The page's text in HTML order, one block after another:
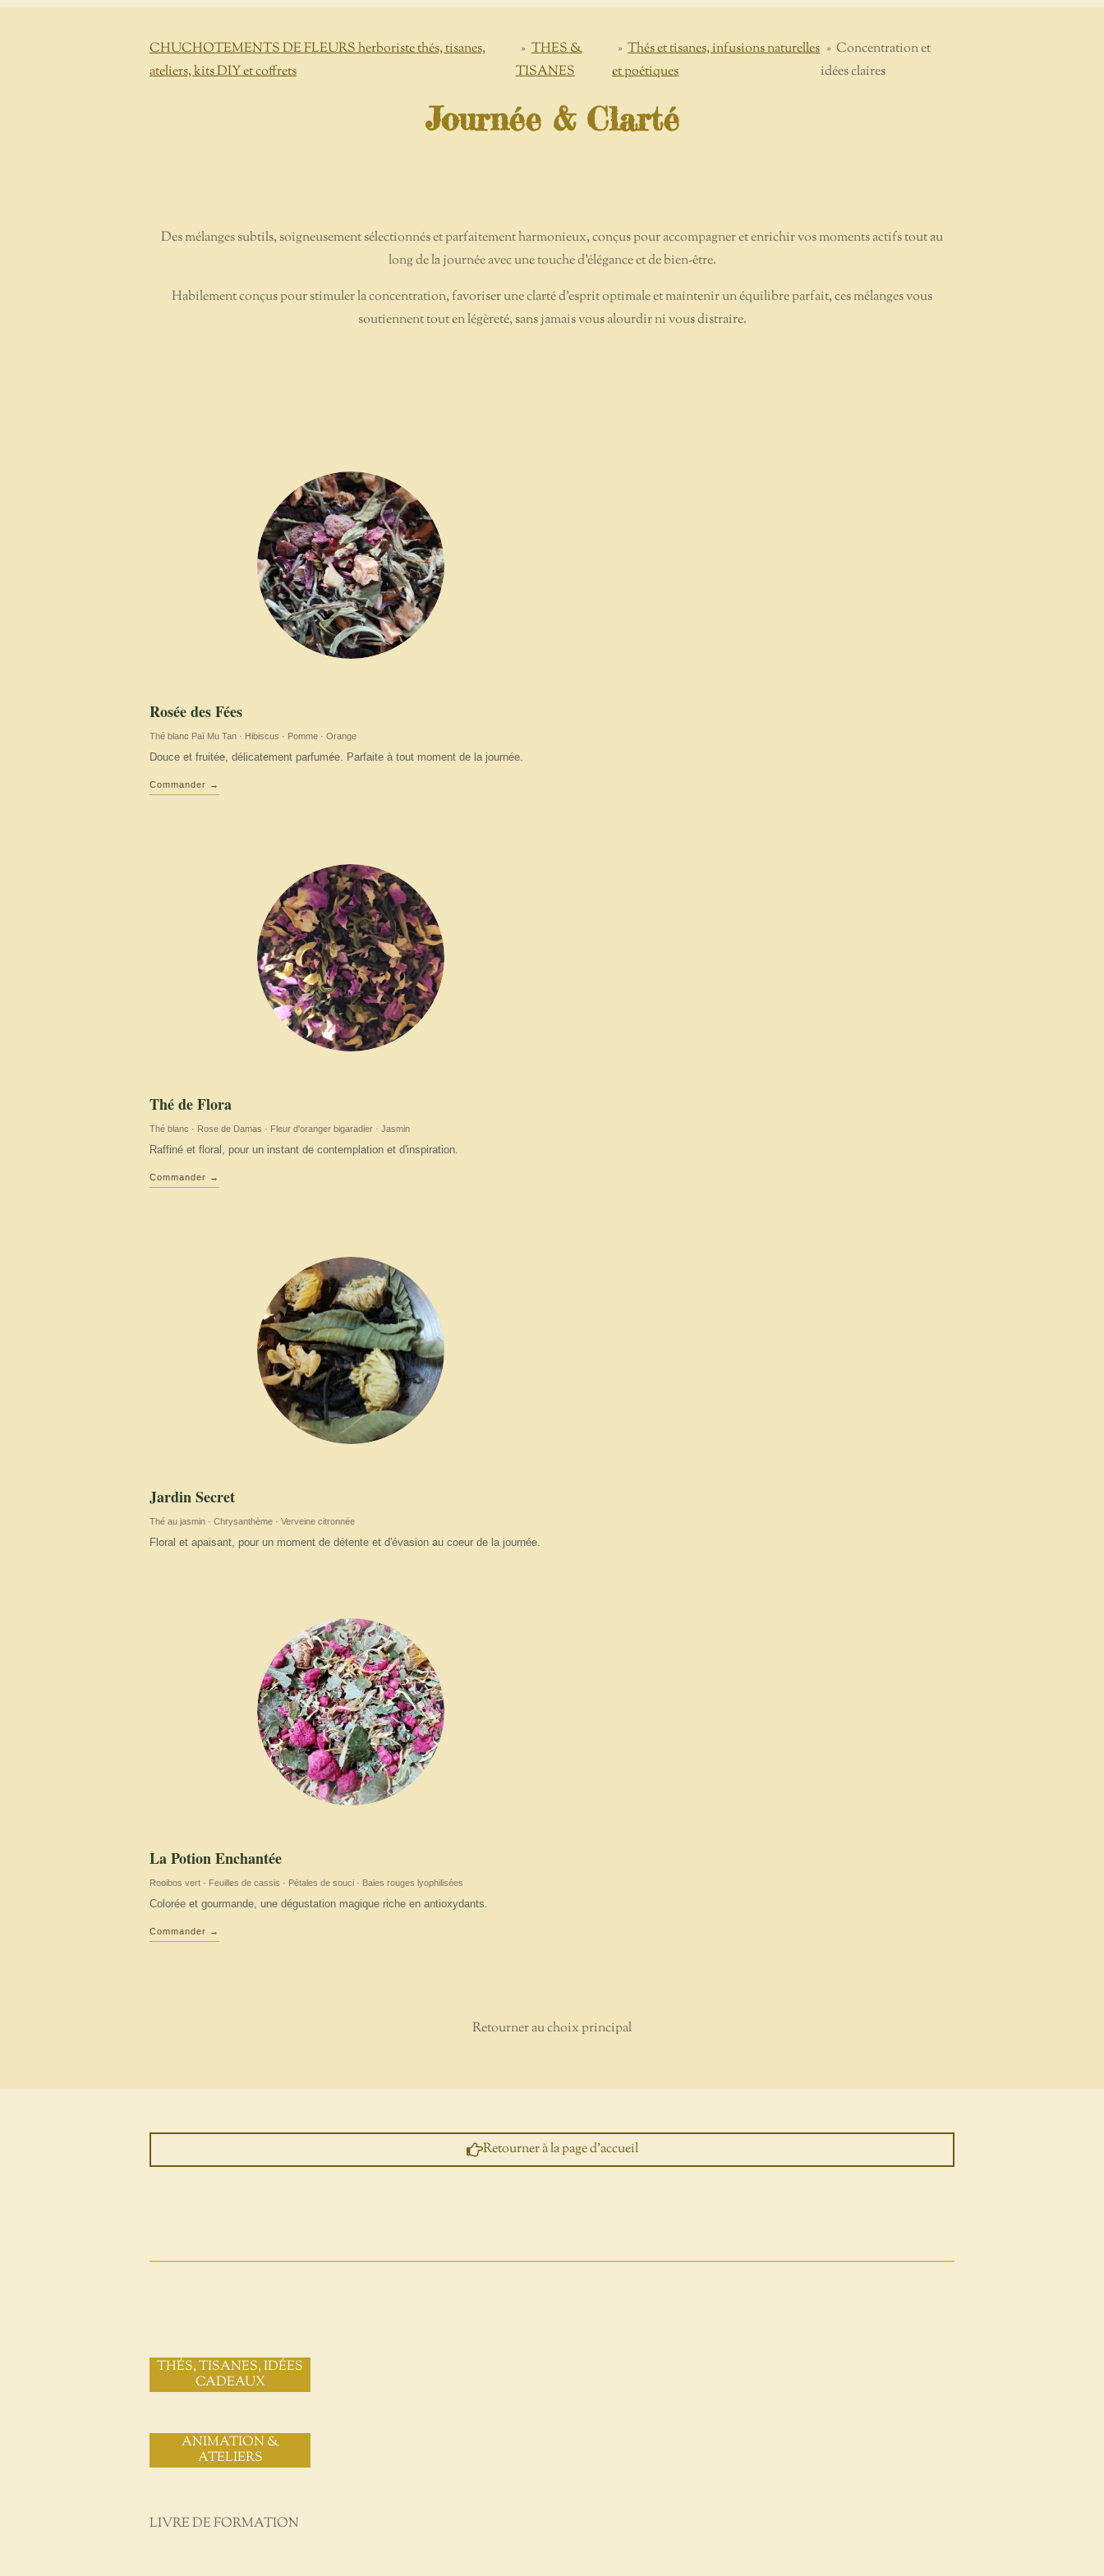
CHUCHOTEMENTS DE FLEURS herboriste thés, tisanes,
ateliers, kits DIY et coffrets
» THES &
TISANES
» Thés et tisanes, infusions naturelles
et poétiques
» Concentration et
idées claires
Journée & Clarté
Des mélanges subtils, soigneusement sélectionnés et parfaitement harmonieux, conçus pour accompagner et enrichir vos moments actifs tout au
long de la journée avec une touche d'élégance et de bien-être.
Habilement conçus pour stimuler la concentration, favoriser une clarté d'esprit optimale et maintenir un équilibre parfait, ces mélanges vous
soutiennent tout en légèreté, sans jamais vous alourdir ni vous distraire.
Rosée des Fées
Thé blanc Paï Mu Tan · Hibiscus · Pomme · Orange
Douce et fruitée, délicatement parfumée. Parfaite à tout moment de la journée.
Commander →
Thé de Flora
Thé blanc · Rose de Damas · Fleur d'oranger bigaradier · Jasmin
Raffiné et floral, pour un instant de contemplation et d'inspiration.
Commander →
Jardin Secret
Thé au jasmin · Chrysanthème · Verveine citronnée
Floral et apaisant, pour un moment de détente et d'évasion au coeur de la journée.
La Potion Enchantée
Rooibos vert · Feuilles de cassis · Pétales de souci · Baies rouges lyophilisées
Colorée et gourmande, une dégustation magique riche en antioxydants.
Commander →
Retourner au choix principal
Retourner à la page d'accueil
THÉS, TISANES, IDÉES
CADEAUX
ANIMATION &
ATELIERS
LIVRE DE FORMATION